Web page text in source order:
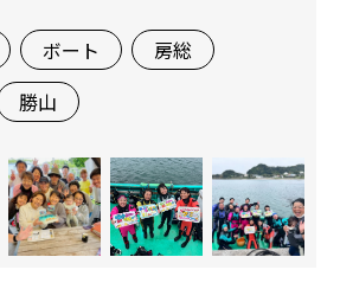
ボート
房総
勝山